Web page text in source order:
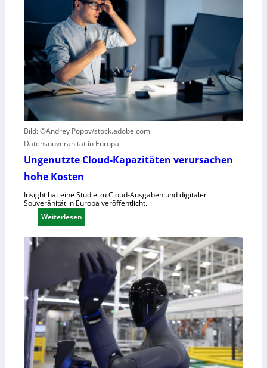
b
o
t
i
k
g
e
g
r
ü
n
d
e
t
k
u
r
z
e
r
B
l
i
k
a
u
C
R
A
E
-
M
a
h
i
n
e
Bild: ©Andrey Popov/stock.adobe.com
Datensouveränität in Europa
Ungenutzte Cloud-Kapazitäten verursachen
hohe Kosten
Insight hat eine Studie zu Cloud-Ausgaben und digitaler
Souveränität in Europa veröffentlicht.
Weiterlesen
U
g
e
n
z
t
e
C